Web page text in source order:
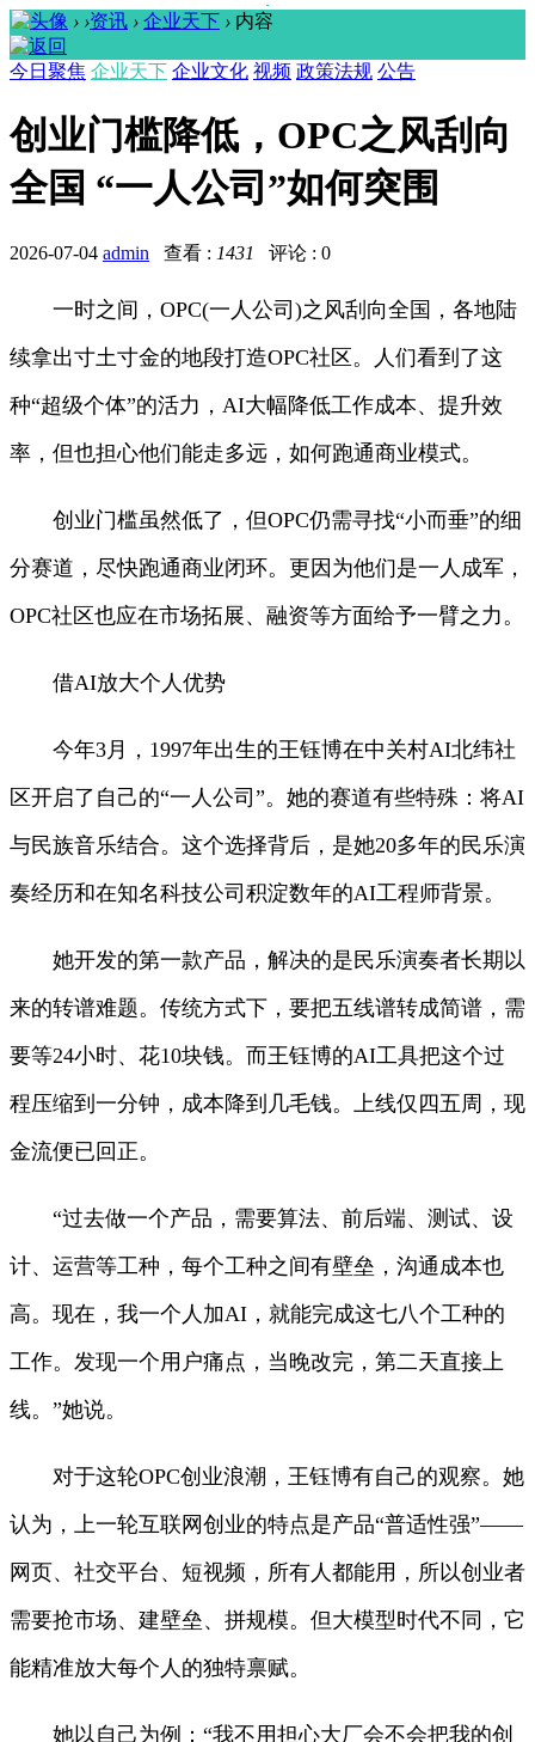
› ›资讯 › 企业天下 › 内容
今日聚焦 企业天下 企业文化 视频 政策法规 公告
创业门槛降低，OPC之风刮向
全国 “一人公司”如何突围
2026-07-04 admin 查看 : 1431 评论 : 0
一时之间，OPC(一人公司)之风刮向全国，各地陆
续拿出寸土寸金的地段打造OPC社区。人们看到了这
种“超级个体”的活力，AI大幅降低工作成本、提升效
率，但也担心他们能走多远，如何跑通商业模式。
创业门槛虽然低了，但OPC仍需寻找“小而垂”的细
分赛道，尽快跑通商业闭环。更因为他们是一人成军，
OPC社区也应在市场拓展、融资等方面给予一臂之力。
借AI放大个人优势
今年3月，1997年出生的王钰博在中关村AI北纬社
区开启了自己的“一人公司”。她的赛道有些特殊：将AI
与民族音乐结合。这个选择背后，是她20多年的民乐演
奏经历和在知名科技公司积淀数年的AI工程师背景。
她开发的第一款产品，解决的是民乐演奏者长期以
来的转谱难题。传统方式下，要把五线谱转成简谱，需
要等24小时、花10块钱。而王钰博的AI工具把这个过
程压缩到一分钟，成本降到几毛钱。上线仅四五周，现
金流便已回正。
“过去做一个产品，需要算法、前后端、测试、设
计、运营等工种，每个工种之间有壁垒，沟通成本也
高。现在，我一个人加AI，就能完成这七八个工种的
工作。发现一个用户痛点，当晚改完，第二天直接上
线。”她说。
对于这轮OPC创业浪潮，王钰博有自己的观察。她
认为，上一轮互联网创业的特点是产品“普适性强”——
网页、社交平台、短视频，所有人都能用，所以创业者
需要抢市场、建壁垒、拼规模。但大模型时代不同，它
能精准放大每个人的独特禀赋。
她以自己为例：“我不用担心大厂会不会把我的创